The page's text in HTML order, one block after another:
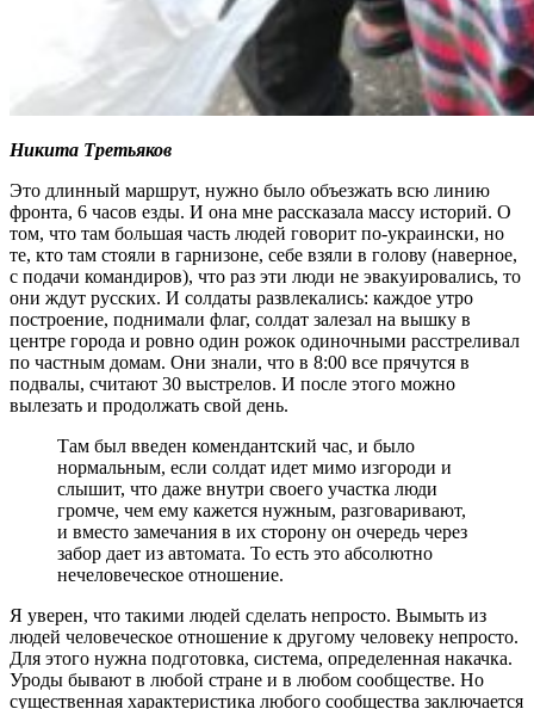
Никита Третьяков
Это длинный маршрут, нужно было объезжать всю линию
фронта, 6 часов езды. И она мне рассказала массу историй. О
том, что там большая часть людей говорит по-украински, но
те, кто там стояли в гарнизоне, себе взяли в голову (наверное,
с подачи командиров), что раз эти люди не эвакуировались, то
они ждут русских. И солдаты развлекались: каждое утро
построение, поднимали флаг, солдат залезал на вышку в
центре города и ровно один рожок одиночными расстреливал
по частным домам. Они знали, что в 8:00 все прячутся в
подвалы, считают 30 выстрелов. И после этого можно
вылезать и продолжать свой день.
Там был введен комендантский час, и было
нормальным, если солдат идет мимо изгороди и
слышит, что даже внутри своего участка люди
громче, чем ему кажется нужным, разговаривают,
и вместо замечания в их сторону он очередь через
забор дает из автомата. То есть это абсолютно
нечеловеческое отношение.
Я уверен, что такими людей сделать непросто. Вымыть из
людей человеческое отношение к другому человеку непросто.
Для этого нужна подготовка, система, определенная накачка.
Уроды бывают в любой стране и в любом сообществе. Но
существенная характеристика любого сообщества заключается